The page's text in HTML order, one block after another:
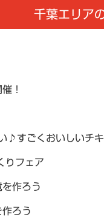
千葉エリア
！
すごくおいしいチキ
りフェア
作ろう
ろう